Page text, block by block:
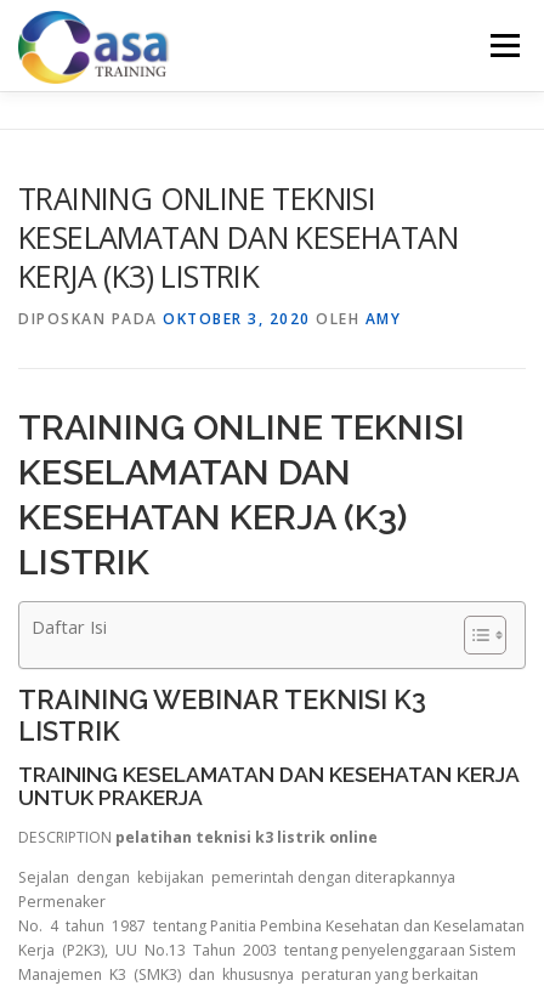
Lompat
konten
Menu
KONTAK KAMI SERTIFIKASI EVALUASI
TRAINING ONLINE TEKNISI
KESELAMATAN DAN KESEHATAN
KERJA (K3) LISTRIK
DIPOSKAN PADA OKTOBER 3, 2020 OLEH AMY
TRAINING ONLINE TEKNISI
KESELAMATAN DAN
KESEHATAN KERJA (K3)
LISTRIK
Daftar Isi
TRAINING WEBINAR TEKNISI K3
LISTRIK
TRAINING KESELAMATAN DAN KESEHATAN KERJA
UNTUK PRAKERJA
DESCRIPTION pelatihan teknisi k3 listrik online
Sejalan dengan kebijakan pemerintah dengan diterapkannya
Permenaker
No. 4 tahun 1987 tentang Panitia Pembina Kesehatan dan Keselamatan
Kerja (P2K3), UU No.13 Tahun 2003 tentang penyelenggaraan Sistem
Manajemen K3 (SMK3) dan khususnya peraturan yang berkaitan